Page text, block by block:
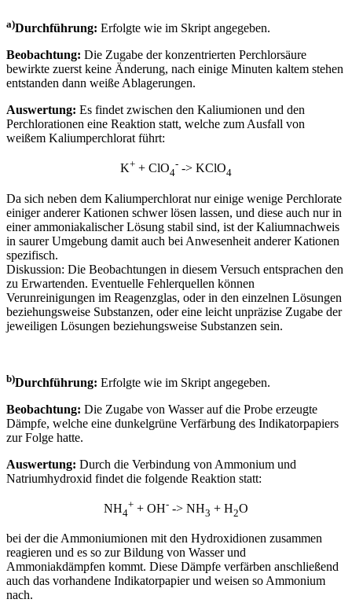
a)Durchführung: Erfolgte wie im Skript angegeben.
Beobachtung: Die Zugabe der konzentrierten Perchlorsäure
bewirkte zuerst keine Änderung, nach einige Minuten kaltem stehen
entstanden dann weiße Ablagerungen.
Auswertung: Es findet zwischen den Kaliumionen und den
Perchlorationen eine Reaktion statt, welche zum Ausfall von
weißem Kaliumperchlorat führt:
K+ + ClO4
- -> KClO4
Da sich neben dem Kaliumperchlorat nur einige wenige Perchlorate
einiger anderer Kationen schwer lösen lassen, und diese auch nur in
einer ammoniakalischer Lösung stabil sind, ist der Kaliumnachweis
in saurer Umgebung damit auch bei Anwesenheit anderer Kationen
spezifisch.
Diskussion: Die Beobachtungen in diesem Versuch entsprachen den
zu Erwartenden. Eventuelle Fehlerquellen können
Verunreinigungen im Reagenzglas, oder in den einzelnen Lösungen
beziehungsweise Substanzen, oder eine leicht unpräzise Zugabe der
jeweiligen Lösungen beziehungsweise Substanzen sein.
b)Durchführung: Erfolgte wie im Skript angegeben.
Beobachtung: Die Zugabe von Wasser auf die Probe erzeugte
Dämpfe, welche eine dunkelgrüne Verfärbung des Indikatorpapiers
zur Folge hatte.
Auswertung: Durch die Verbindung von Ammonium und
Natriumhydroxid findet die folgende Reaktion statt:
NH4
+ + OH- -> NH3 + H2O
bei der die Ammoniumionen mit den Hydroxidionen zusammen
reagieren und es so zur Bildung von Wasser und
Ammoniakdämpfen kommt. Diese Dämpfe verfärben anschließend
auch das vorhandene Indikatorpapier und weisen so Ammonium
nach.